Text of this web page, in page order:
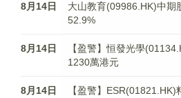
8月14日
大山教育(09986.HK)中期
52.9%
8月14日
【盈警】恒發光學
1230萬港元
8月14日
【盈警】